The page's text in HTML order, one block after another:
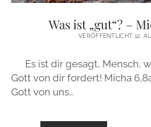
Was ist „gut“? –
VERÖFFENTLICHT 12.
Es ist dir gesagt, Mensch,
Gott von dir fordert! Micha
Gott von uns…